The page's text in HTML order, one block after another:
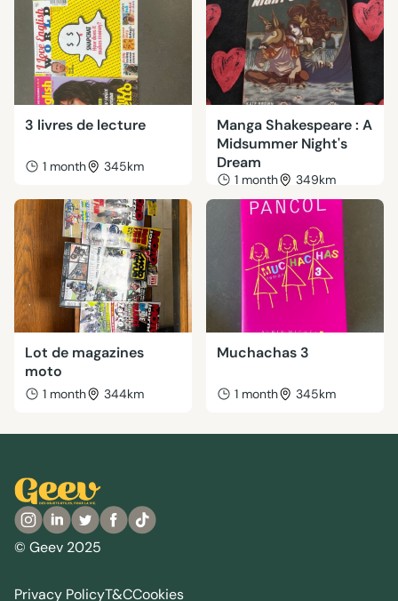
3 livres de lecture
1 month 345km
Manga Shakespeare : A
Midsummer Night's
Dream
1 month 349km
Lot de magazines
moto
1 month 344km
Muchachas 3
1 month 345km
© Geev 2025
Privacy PolicyT&CCookies